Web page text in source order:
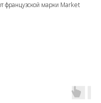
французской марки Market